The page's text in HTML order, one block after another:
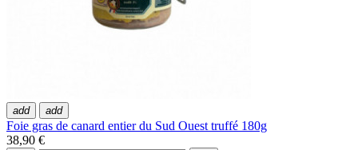
add add
Foie gras de canard entier du Sud Ouest truffé 180g
38,90 €